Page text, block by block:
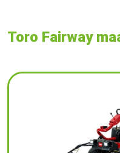
Toro Fairway